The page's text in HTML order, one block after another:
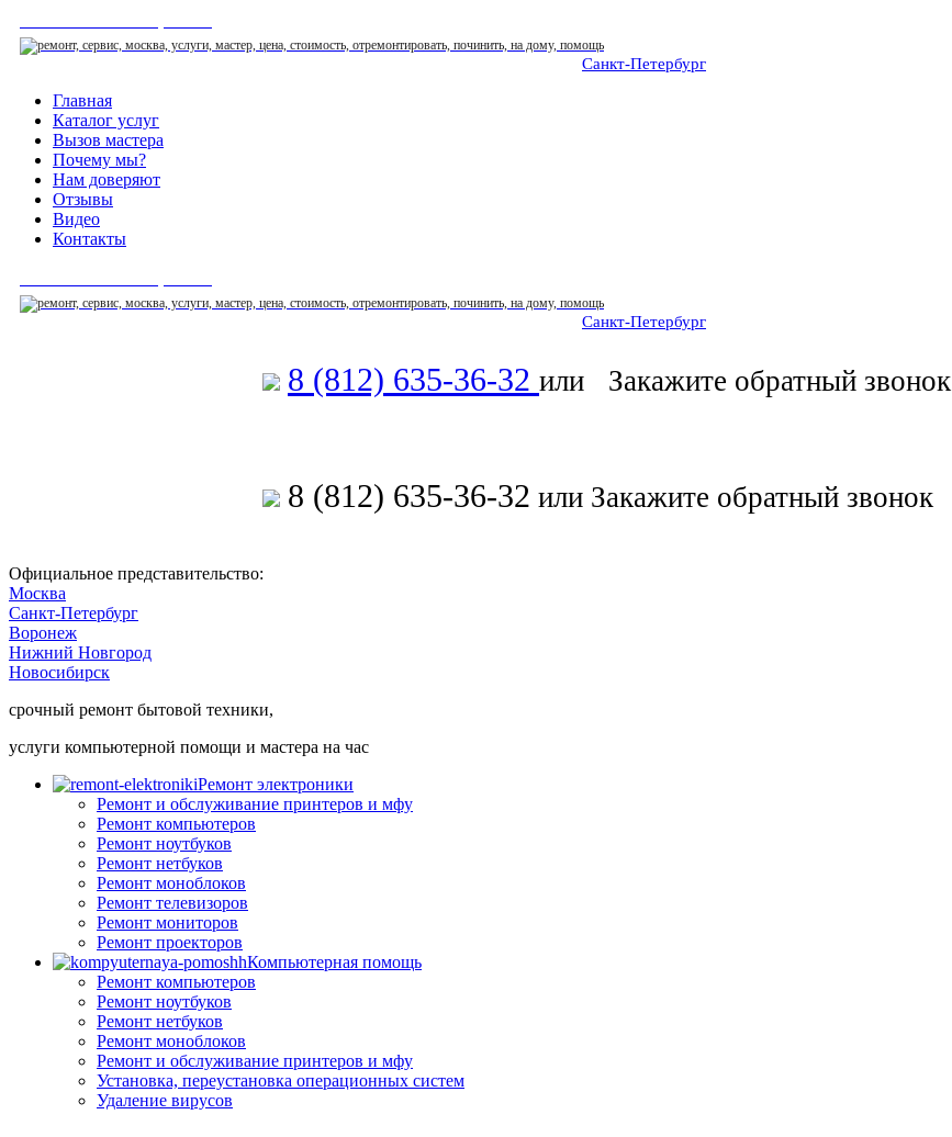
Санкт-Петербург
Главная
Каталог услуг
Вызов мастера
Почему мы?
Нам доверяют
Отзывы
Видео
Контакты
Санкт-Петербург
8 (812) 635-36-32 или Закажите обратный звонок
8 (812) 635-36-32 или Закажите обратный звонок
Официальное представительство:
Москва
Санкт-Петербург
Воронеж
Нижний Новгород
Новосибирск
срочный ремонт бытовой техники,
услуги компьютерной помощи и мастера на час
Ремонт электроники
Ремонт и обслуживание принтеров и мфу
Ремонт компьютеров
Ремонт ноутбуков
Ремонт нетбуков
Ремонт моноблоков
Ремонт телевизоров
Ремонт мониторов
Ремонт проекторов
Компьютерная помощь
Ремонт компьютеров
Ремонт ноутбуков
Ремонт нетбуков
Ремонт моноблоков
Ремонт и обслуживание принтеров и мфу
Установка, переустановка операционных систем
Удаление вирусов